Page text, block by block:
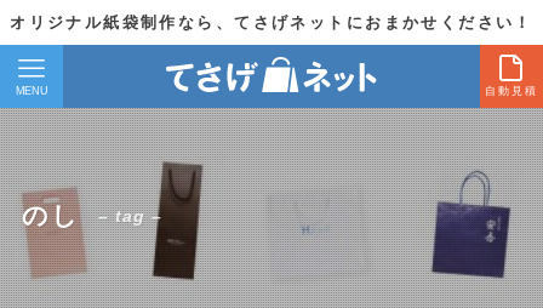
オリジナル紙袋制作なら、てさげネットにおまかせください！
自動見積
MENU
のし – tag –